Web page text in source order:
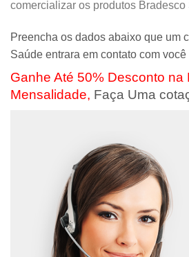
comercializar os produtos Bradesco
Preencha os dados abaixo que um
Saúde entrara em contato com você
Ganhe Até 50% Desconto na
Mensalidade, Faça Uma